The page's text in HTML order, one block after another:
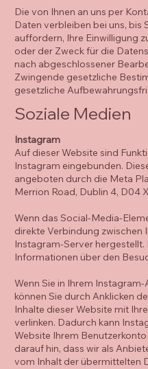
Die von Ihnen an uns per
Daten verbleiben bei uns, bis
auffordern, Ihre Einwilligung
oder der Zweck für die
nach abgeschlossener
Zwingende gesetzliche
gesetzliche
Soziale Medien
Instagram
Auf dieser Website sind
Instagram eingebunden.
angeboten durch die Meta
Merrion Road, Dublin 4, D04
Wenn das Social-Media-
direkte Verbindung zwischen
Instagram-Server
Informationen über den
Wenn Sie in Ihrem
können Sie durch Anklicken
Inhalte dieser Website mit
verlinken. Dadurch kann
Website Ihrem
darauf hin, dass wir als
vom Inhalt der übermittelten